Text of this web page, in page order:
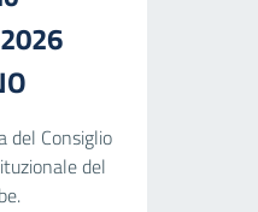
del Consiglio
del